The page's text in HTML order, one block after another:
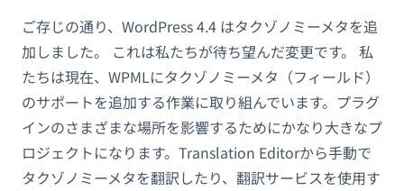
ご存じの通り、WordPress 4.4 はタクゾノミーメタを追
加しました。 これは私たちが待ち望んだ変更です。 私
たちは現在、WPMLにタクゾノミーメタ（フィールド）
のサポートを追加する作業に取り組んでいます。プラグ
インのさまざまな場所を影響するためにかなり大きなプ
ロジェクトになります。Translation Editorから手動で
タクゾノミーメタを翻訳したり、翻訳サービスを使用す